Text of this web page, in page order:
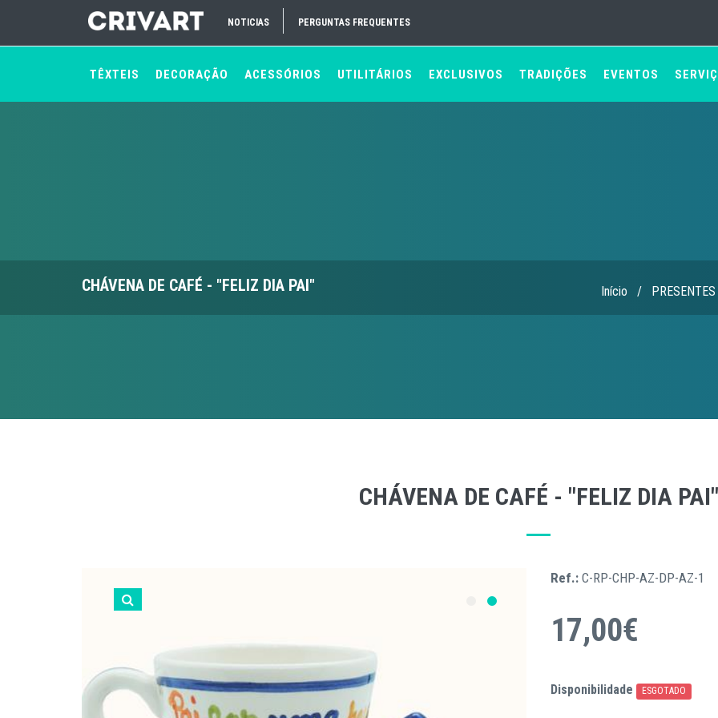
NOTICIAS PERGUNTAS FREQUENTES
TÊXTEIS DECORAÇÃO ACESSÓRIOS UTILITÁRIOS EXCLUSIVOS TRADIÇÕES EVENTOS
CHÁVENA DE CAFÉ - "FELIZ DIA PAI" Início / PRESENTES
CHÁVENA DE CAFÉ - "FELIZ DIA PAI"
Ref.: C-RP-CHP-AZ-DP-AZ-1
17,00€
Disponibilidade ESGOTADO